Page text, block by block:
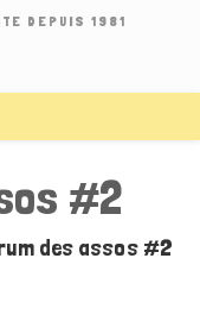
DEPUIS 1981
#2
des assos #2